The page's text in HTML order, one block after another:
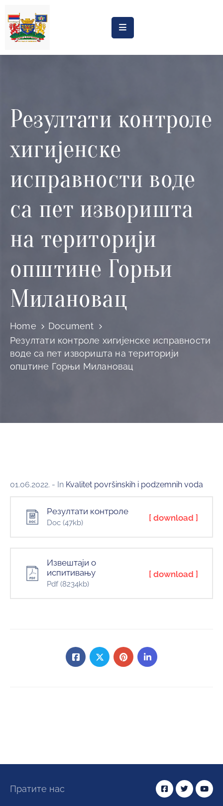
Насловна
Процена
утицаја
Регистри
дивљих
Планови
програми
природе
Резултати контроле
хигијенске
исправности воде
са пет изворишта
на територији
општине Горњи
Милановац
Home
Document
Резултати контроле хигијенске исправности
воде са пет изворишта на територији
општине Горњи Милановац
01.06.2022. - In Kvalitet površinskih i podzemnih voda
Резултати контроле
Doc (47kb) [ download ]
Извештаји о
испитивању
Pdf(8234kb)
[ download ]
Пратите нас